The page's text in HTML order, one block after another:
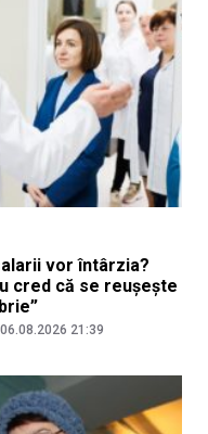
vor întârzia?
cred că se reușește
06.08.2026 21:39